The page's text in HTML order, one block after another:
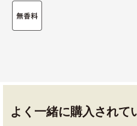
よく一緒に購入されて